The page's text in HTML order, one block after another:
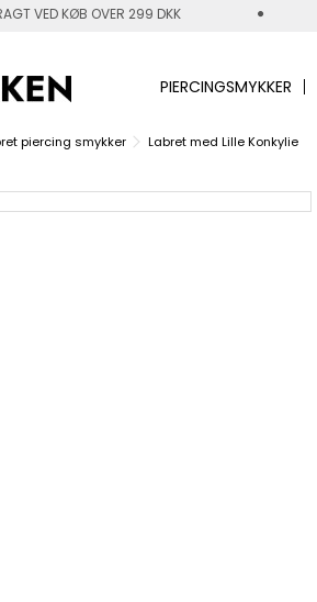
VED KØB OVER 299 DKK
PIERCINGSMYKKER
piercing smykker Labret med Lille Konkylie